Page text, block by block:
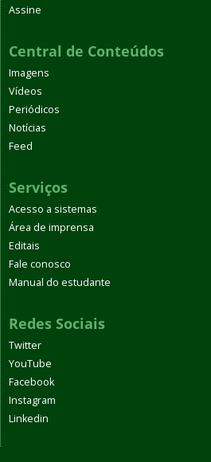
Assine
Central de Conteúdos
Imagens
Vídeos
Periódicos
Notícias
Feed
Serviços
Acesso a sistemas
Área de imprensa
Editais
Fale conosco
Manual do estudante
Redes Sociais
Twitter
YouTube
Facebook
Instagram
Linkedin